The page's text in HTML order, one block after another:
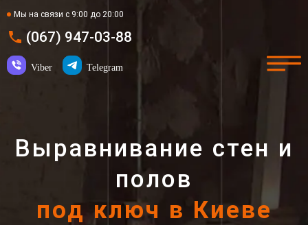
Мы на связи с 9:00 до 20:00
(067) 947-03-88
Viber Telegram
Выравнивание стен и
полов
под ключ в Киеве